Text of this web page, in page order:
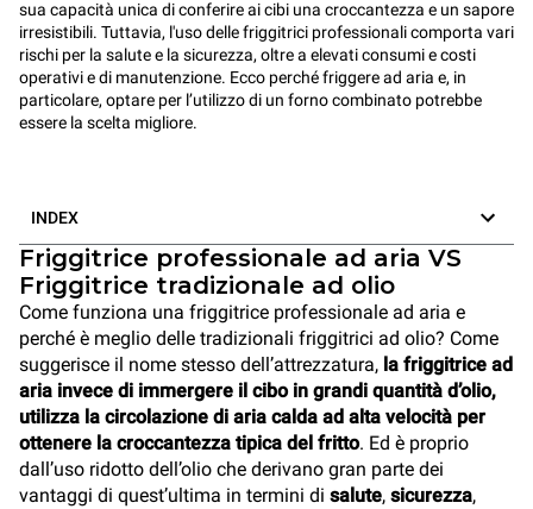
sua capacità unica di conferire ai cibi una croccantezza e un sapore
irresistibili. Tuttavia, l'uso delle friggitrici professionali comporta vari
rischi per la salute e la sicurezza, oltre a elevati consumi e costi
operativi e di manutenzione. Ecco perché friggere ad aria e, in
particolare, optare per l’utilizzo di un forno combinato potrebbe
essere la scelta migliore.
INDEX
Friggitrice professionale ad aria VS
Friggitrice tradizionale ad olio
Come funziona una friggitrice professionale ad aria e
perché è meglio delle tradizionali friggitrici ad olio? Come
suggerisce il nome stesso dell’attrezzatura, la friggitrice ad
aria invece di immergere il cibo in grandi quantità d’olio,
utilizza la circolazione di aria calda ad alta velocità per
ottenere la croccantezza tipica del fritto. Ed è proprio
dall’uso ridotto dell’olio che derivano gran parte dei
vantaggi di quest’ultima in termini di salute, sicurezza,